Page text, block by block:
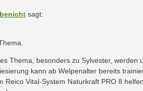
sagt:
Thema, besonders zu Sylvester, werden
kann ab Welpenalter bereits
Reico Vital-System Naturkraft PRO 8